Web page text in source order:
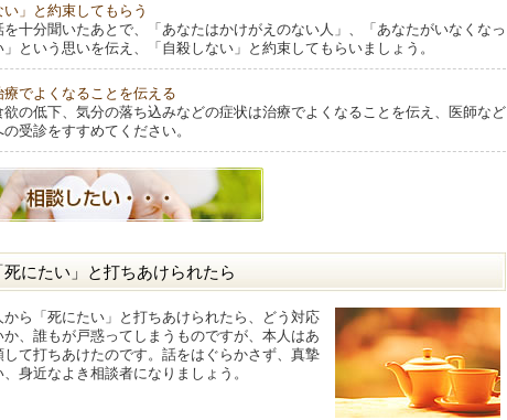
い」と約束してもらう
十分聞いたあとで、「あなたはかけがえのない人」、「あなたがいなくなっ
」という思いを伝え、「自殺しない」と約束してもらいましょう。
療でよくなることを伝える
の低下、気分の落ち込みなどの症状は治療でよくなることを伝え、医師など
受診をすすめてください。
死にたい」と打ちあけられたら
ら「死にたい」と打ちあけられたら、どう対応
か、誰もが戸惑ってしまうものですが、本人はあ
して打ちあけたのです。話をはぐらかさず、真摯
身近なよき相談者になりましょう。